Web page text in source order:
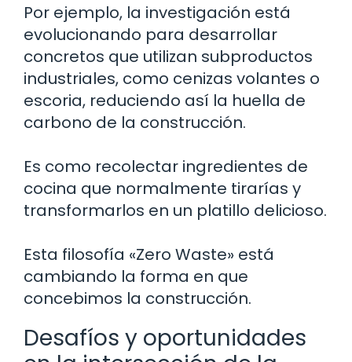
Por ejemplo, la investigación está
evolucionando para desarrollar
concretos que utilizan subproductos
industriales, como cenizas volantes o
escoria, reduciendo así la huella de
carbono de la construcción.
Es como recolectar ingredientes de
cocina que normalmente tirarías y
transformarlos en un platillo delicioso.
Esta filosofía «Zero Waste» está
cambiando la forma en que
concebimos la construcción.
Desafíos y oportunidades